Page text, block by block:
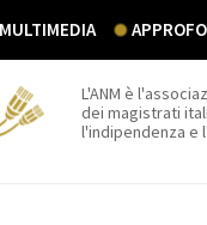
MULTIMEDIA
L'ANM è
dei magistrati
l'indipendenza e